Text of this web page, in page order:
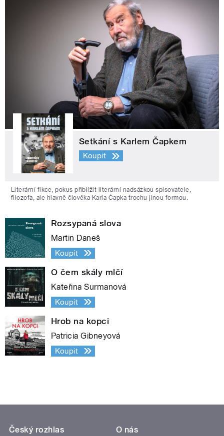
Setkání s Karlem Čapkem
Koupit
Literární fikce, pokus přiblížit literární nadsázkou spisovatele,
filozofa, ale hlavně člověka Karla Čapka trochu jinou formou.
Rozsypaná slova
Martin Daneš
Koupit
O čem skály mlčí
Kateřina Surmanová
Koupit
Hrob na kopci
Patricia Gibneyová
Koupit
Český rozhlas
O nás